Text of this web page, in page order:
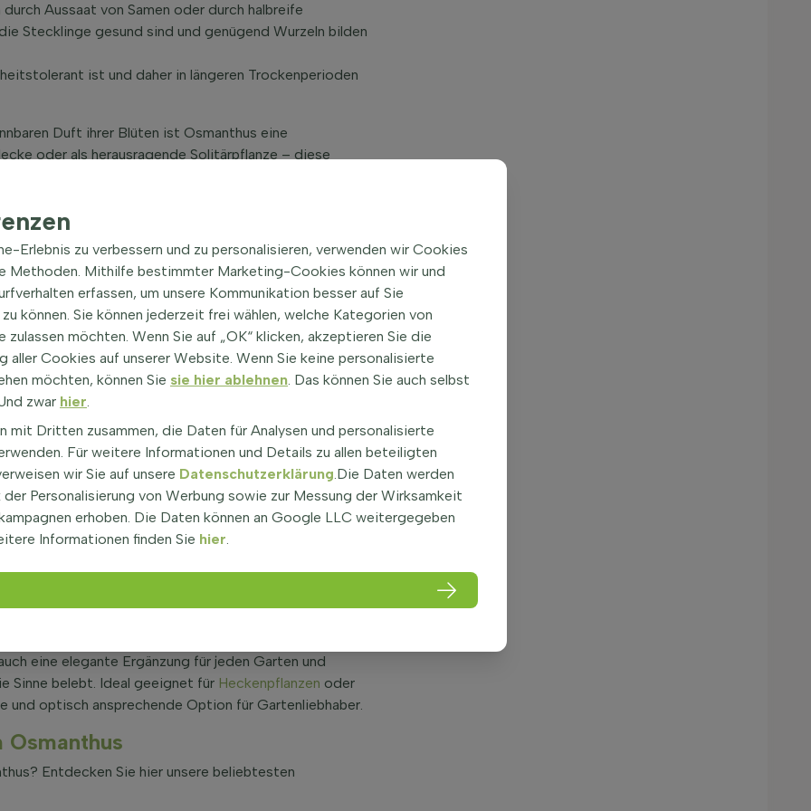
Aussaat von Samen oder durch halbreife
Stecklinge gesund sind und genügend Wurzeln bilden
ist und daher in längeren Trockenperioden
Duft ihrer Blüten ist Osmanthus eine
oder als herausragende Solitärpflanze – diese
Blattwerke der Duftblüten, die sich als wahre
Arten zeichnen sich durch ihre blühende Pracht und
optische Highlights in Ihre grüne Oase, sondern
Burkwoods Duftblüte, verzaubert nicht nur durch sein
seine herrlichen weißen Blüten. Diese Pflanze
April und Mai, wenn sie ihre wohlriechenden Blüten
Duft bereichern. Als Zierstrauch für Hecken und
seiner kompakten und buschigen Wuchsform sehr
bekannt als Herbstblühende Duftblüte, ist eine
Blätter zeigen eine Mischung aus Creme, Rosa, Gelb
Blickfang bietet. Während die Blütenzeit im
das ganze Jahr über mit seinem farbenfrohen Laub.
Duft und machen diesen Strauch zu einer
Laub. Die Blätter präsentieren sich in
ein ganzjähriges Interesse verleihen. Als Teil der
eine elegante Ergänzung für jeden Garten und
Sinne belebt. Ideal geeignet für Heckenpflanzen oder
optisch ansprechende Option für Gartenliebhaber.
Osmanthus
Entdecken Sie hier unsere beliebtesten
Erlebnis zu verbessern und zu personalisieren, verwenden wir Cookies
Methoden. Mithilfe bestimmter Marketing-Cookies können wir und
erfassen, um unsere Kommunikation besser auf Sie
können. Sie können jederzeit frei wählen, welche Kategorien von
zulassen möchten. Wenn Sie auf „OK“ klicken, akzeptieren Sie die
aller Cookies auf unserer Website. Wenn Sie keine personalisierte
möchten, können Sie sie hier ablehnen. Das können Sie auch selbst
zwar hier.
mit Dritten zusammen, die Daten für Analysen und personalisierte
Für weitere Informationen und Details zu allen beteiligten
wir Sie auf unsere Datenschutzerklärung.Die Daten werden
der Personalisierung von Werbung sowie zur Messung der Wirksamkeit
erhoben. Die Daten können an Google LLC weitergegeben
Informationen finden Sie hier.